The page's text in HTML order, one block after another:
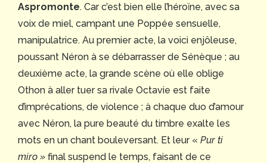
Aspromonte. Car c’est bien elle l’héroïne, avec sa
voix de miel, campant une Poppée sensuelle,
manipulatrice. Au premier acte, la voici enjôleuse,
poussant Néron à se débarrasser de Sénèque ; au
deuxième acte, la grande scène où elle oblige
Othon à aller tuer sa rivale Octavie est faite
d’imprécations, de violence ; à chaque duo d’amour
avec Néron, la pure beauté du timbre exalte les
mots en un chant bouleversant. Et leur « Pur ti
miro » final suspend le temps, faisant de ce